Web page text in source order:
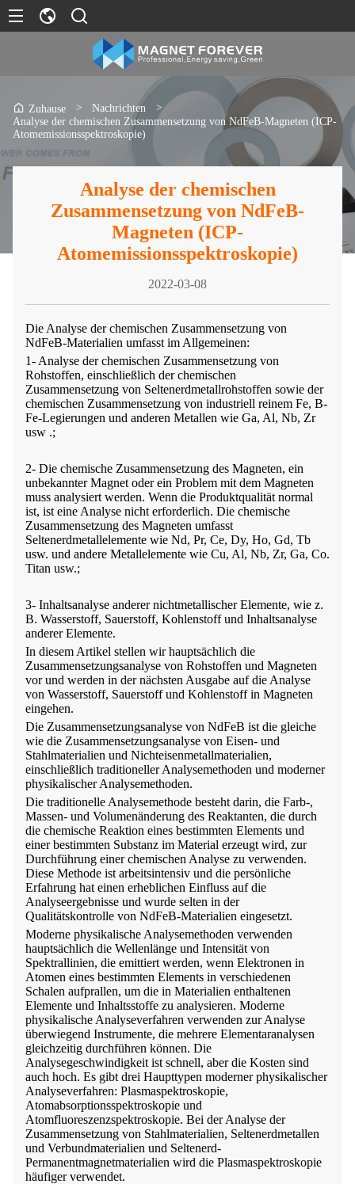
Zuhause > Nachrichten
>
Analyse der chemischen Zusammensetzung von NdFeB-Magneten (ICP-
Atomemissionsspektroskopie)
Analyse der chemischen
Zusammensetzung von NdFeB-
Magneten (ICP-
Atomemissionsspektroskopie)
2022-03-08
Die Analyse der chemischen Zusammensetzung von
NdFeB-Materialien umfasst im Allgemeinen:
1- Analyse der chemischen Zusammensetzung von
Rohstoffen, einschließlich der chemischen
Zusammensetzung von Seltenerdmetallrohstoffen sowie der
chemischen Zusammensetzung von industriell reinem Fe, B-
Fe-Legierungen und anderen Metallen wie Ga, Al, Nb, Zr
usw .;
2- Die chemische Zusammensetzung des Magneten, ein
unbekannter Magnet oder ein Problem mit dem Magneten
muss analysiert werden. Wenn die Produktqualität normal
ist, ist eine Analyse nicht erforderlich. Die chemische
Zusammensetzung des Magneten umfasst
Seltenerdmetallelemente wie Nd, Pr, Ce, Dy, Ho, Gd, Tb
usw. und andere Metallelemente wie Cu, Al, Nb, Zr, Ga, Co.
Titan usw.;
3- Inhaltsanalyse anderer nichtmetallischer Elemente, wie z.
B. Wasserstoff, Sauerstoff, Kohlenstoff und Inhaltsanalyse
anderer Elemente.
In diesem Artikel stellen wir hauptsächlich die
Zusammensetzungsanalyse von Rohstoffen und Magneten
vor und werden in der nächsten Ausgabe auf die Analyse
von Wasserstoff, Sauerstoff und Kohlenstoff in Magneten
eingehen.
Die Zusammensetzungsanalyse von NdFeB ist die gleiche
wie die Zusammensetzungsanalyse von Eisen- und
Stahlmaterialien und Nichteisenmetallmaterialien,
einschließlich traditioneller Analysemethoden und moderner
physikalischer Analysemethoden.
Die traditionelle Analysemethode besteht darin, die Farb-,
Massen- und Volumenänderung des Reaktanten, die durch
die chemische Reaktion eines bestimmten Elements und
einer bestimmten Substanz im Material erzeugt wird, zur
Durchführung einer chemischen Analyse zu verwenden.
Diese Methode ist arbeitsintensiv und die persönliche
Erfahrung hat einen erheblichen Einfluss auf die
Analyseergebnisse und wurde selten in der
Qualitätskontrolle von NdFeB-Materialien eingesetzt.
Moderne physikalische Analysemethoden verwenden
hauptsächlich die Wellenlänge und Intensität von
Spektrallinien, die emittiert werden, wenn Elektronen in
Atomen eines bestimmten Elements in verschiedenen
Schalen aufprallen, um die in Materialien enthaltenen
Elemente und Inhaltsstoffe zu analysieren. Moderne
physikalische Analyseverfahren verwenden zur Analyse
überwiegend Instrumente, die mehrere Elementaranalysen
gleichzeitig durchführen können. Die
Analysegeschwindigkeit ist schnell, aber die Kosten sind
auch hoch. Es gibt drei Haupttypen moderner physikalischer
Analyseverfahren: Plasmaspektroskopie,
Atomabsorptionsspektroskopie und
Atomfluoreszenzspektroskopie. Bei der Analyse der
Zusammensetzung von Stahlmaterialien, Seltenerdmetallen
und Verbundmaterialien und Seltenerd-
Permanentmagnetmaterialien wird die Plasmaspektroskopie
häufiger verwendet.